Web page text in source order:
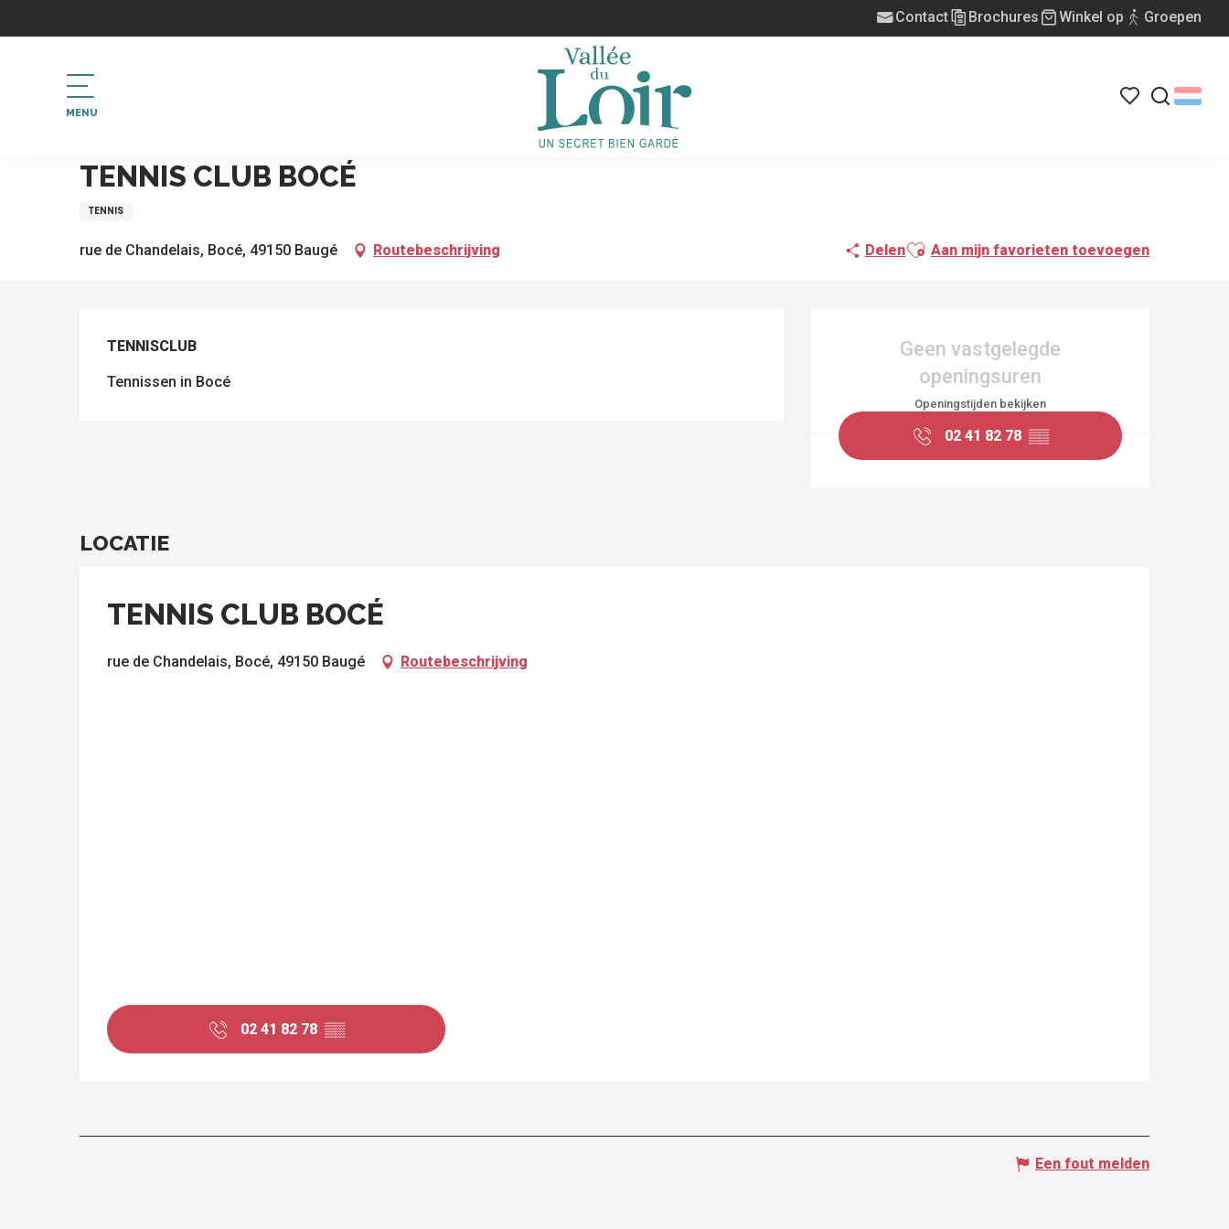
au
Contact Brochures Winkel op Groepen
MENU
Home
TENNIS CLUB BOCÉ
TENNIS
rue de Chandelais, Bocé, 49150 Baugé Routebeschrijving DelenAjouter aux favoris
Aan mijn favorieten toevoegen
OPENINGSTIJDEN
Geen vastgelegde
openingsuren
Openingstijden bekijken
02 41 82 78 ▒▒
BESCHRIJVING
TENNISCLUB
Tennissen in Bocé
LOCATIE
TENNIS CLUB BOCÉ
rue de Chandelais, Bocé, 49150 Baugé Routebeschrijving
02 41 82 78 ▒▒
Een fout melden